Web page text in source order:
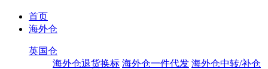
首页
海外仓
英国仓
海外仓退货换标 海外仓一件代发 海外仓中转/补仓